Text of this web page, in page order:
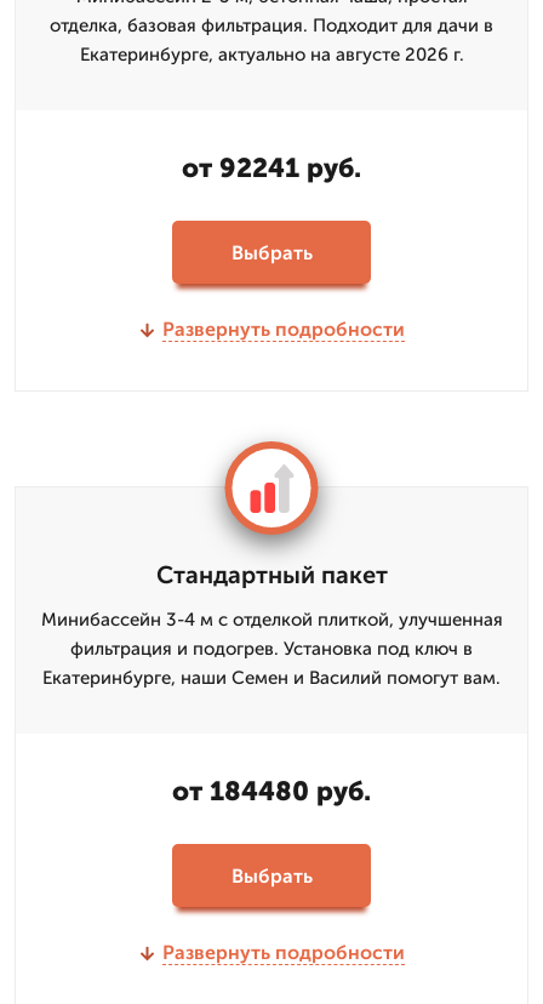
отделка, базовая фильтрация. Подходит для дачи в
Екатеринбурге, актуально на августе 2026 г.
от 92241 руб.
Выбрать
Развернуть подробности
Стандартный пакет
Минибассейн 3-4 м с отделкой плиткой, улучшенная
фильтрация и подогрев. Установка под ключ в
Екатеринбурге, наши Семен и Василий помогут вам.
от 184480 руб.
Выбрать
Развернуть подробности